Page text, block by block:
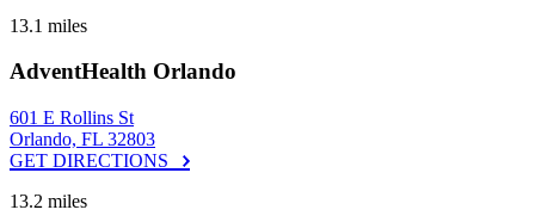
13.1 miles
AdventHealth Orlando
601 E Rollins St
Orlando, FL 32803
GET DIRECTIONS
13.2 miles